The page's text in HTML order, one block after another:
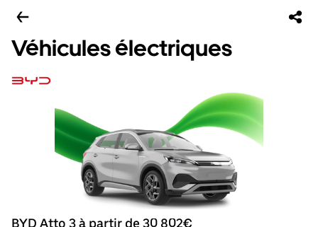
Véhicules électriques
BYD Atto 3 à partir de 30 802€